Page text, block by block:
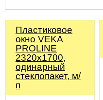
Пластиковое
окно VEKA
PROLINE
2320х1700,
одинарный
стеклопакет, м/
п